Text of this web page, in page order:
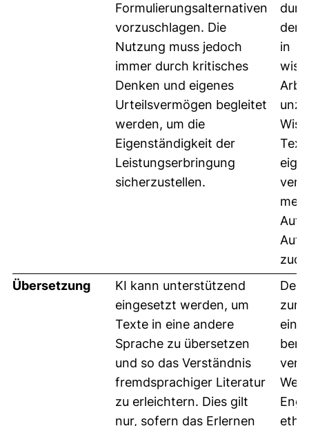
Formulierungsalternativen
vorzuschlagen. Die
Nutzung muss jedoch
immer durch kritisches
Denken und eigenes
Urteilsvermögen begleitet
werden, um die
Eigenständigkeit der
Leistungserbringung
sicherzustellen.
in
Übersetzung
KI kann unterstützend
eingesetzt werden, um
Texte in eine andere
Sprache zu übersetzen
und so das Verständnis
fremdsprachiger Literatur
zu erleichtern. Dies gilt
nur, sofern das Erlernen
Der
zur